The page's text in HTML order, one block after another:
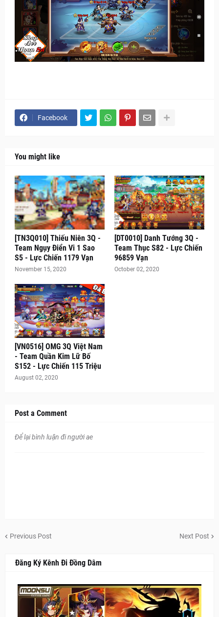
Facebook
You might like
[TN3Q010] Thiếu Niên 3Q -
Team Ngụy Điển Vi 1 Sao
S5 - Lực Chiến 1179 Vạn
November 15, 2020
[DT0010] Danh Tướng 3Q -
Team Thục S82 - Lực Chiến
96859 Vạn
October 02, 2020
[VN0516] OMG 3Q Việt Nam
- Team Quần Kim Lữ Bố
S152 - Lực Chiến 115 Triệu
August 02, 2020
Post a Comment
Để lại bình luận đi người ae
Previous Post Next Post
Đăng Ký Kênh Đi Đồng Dâm